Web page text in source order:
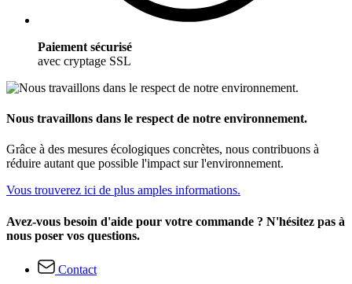
Paiement sécurisé
avec cryptage SSL
Nous travaillons dans le respect de notre environnement.
Grâce à des mesures écologiques concrètes, nous contribuons à
réduire autant que possible l'impact sur l'environnement.
Vous trouverez ici de plus amples informations.
Avez-vous besoin d'aide pour votre commande ? N'hésitez pas à
nous poser vos questions.
Contact